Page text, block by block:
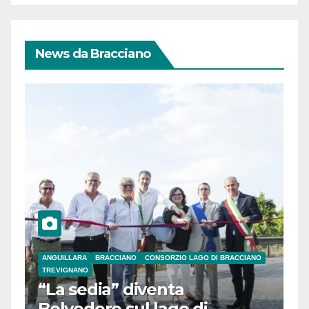
News da Bracciano
ANGUILLARA BRACCIANO
CONSORZIO LAGO DI BRACCIANO
TREVIGNANO
“La sedia” diventa